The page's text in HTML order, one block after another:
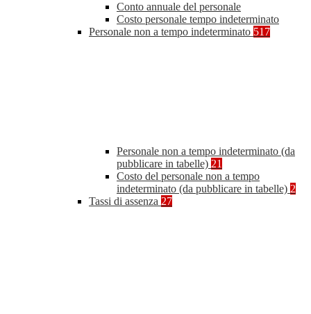
Conto annuale del personale
Costo personale tempo indeterminato
Personale non a tempo indeterminato 517
Personale non a tempo indeterminato (da
pubblicare in tabelle) 21
Costo del personale non a tempo
indeterminato (da pubblicare in tabelle) 2
Tassi di assenza 27